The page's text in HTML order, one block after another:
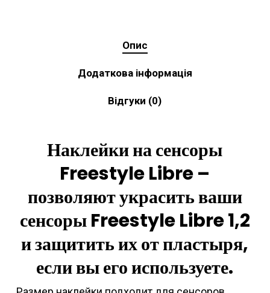
Опис
Додаткова інформація
Відгуки (0)
Наклейки на сенсоры
Freestyle Libre –
позволяют украсить ваши
сенсоры Freestyle Libre 1,2
и защитить их от пластыря,
если вы его используете.